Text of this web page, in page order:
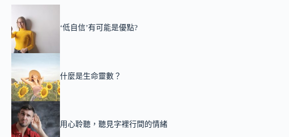
‘低自信’有可能是優點?
什麼是生命靈數？
用心聆聽，聽見字裡行間的情緒